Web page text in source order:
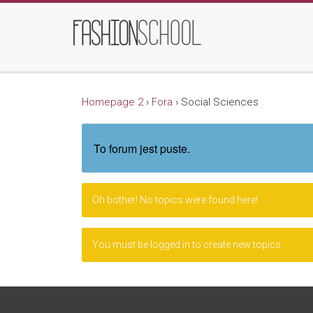
Homepage 2 › Fora › Social Sciences
To forum jest puste.
Oh bother! No topics were found here!
You must be logged in to create new topics.